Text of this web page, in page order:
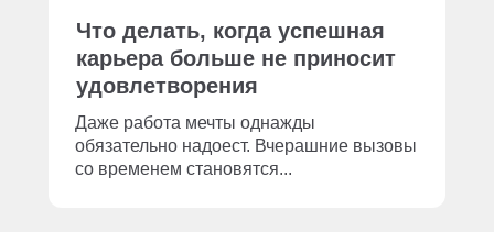
Что делать, когда успешная
карьера больше не приносит
удовлетворения
Даже работа мечты однажды
обязательно надоест. Вчерашние вызовы
со временем становятся...